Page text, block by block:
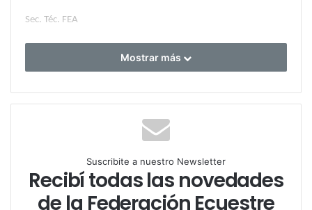
Sec. Téc. FEA
Mostrar más
Suscribite a nuestro Newsletter
Recibí todas las novedades
de la Federación Ecuestre